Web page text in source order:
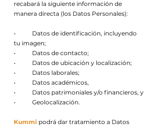
recabará la siguiente información de
manera directa (los Datos Personales):
• Datos de identificación, incluyendo
tu imagen;
• Datos de contacto;
• Datos de ubicación y localización;
• Datos laborales;
• Datos académicos,
• Datos patrimoniales y/o financieros, y
• Geolocalización.
Kummi podrá dar tratamiento a Datos